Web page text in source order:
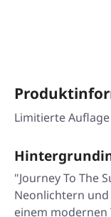
Limitierte
"Journey To The
Neonlichtern
einem